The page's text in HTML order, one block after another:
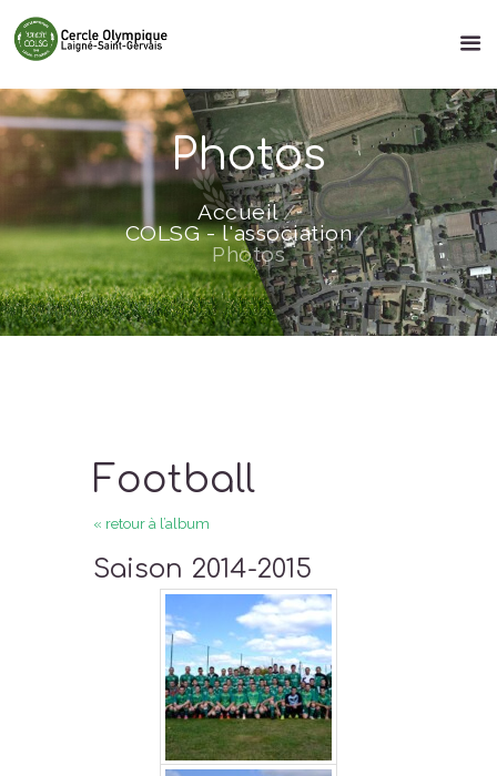
Photos
Accueil
COLSG - l'association
Photos
Football
« retour à l’album
Saison 2014-2015